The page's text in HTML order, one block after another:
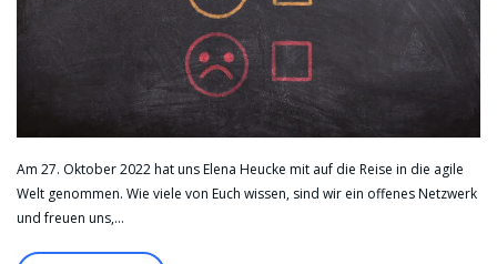
Am 27. Oktober 2022 hat uns Elena Heucke mit auf die Reise in die agile
Welt genommen. Wie viele von Euch wissen, sind wir ein offenes Netzwerk
und freuen uns,…